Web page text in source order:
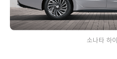
소나타 하